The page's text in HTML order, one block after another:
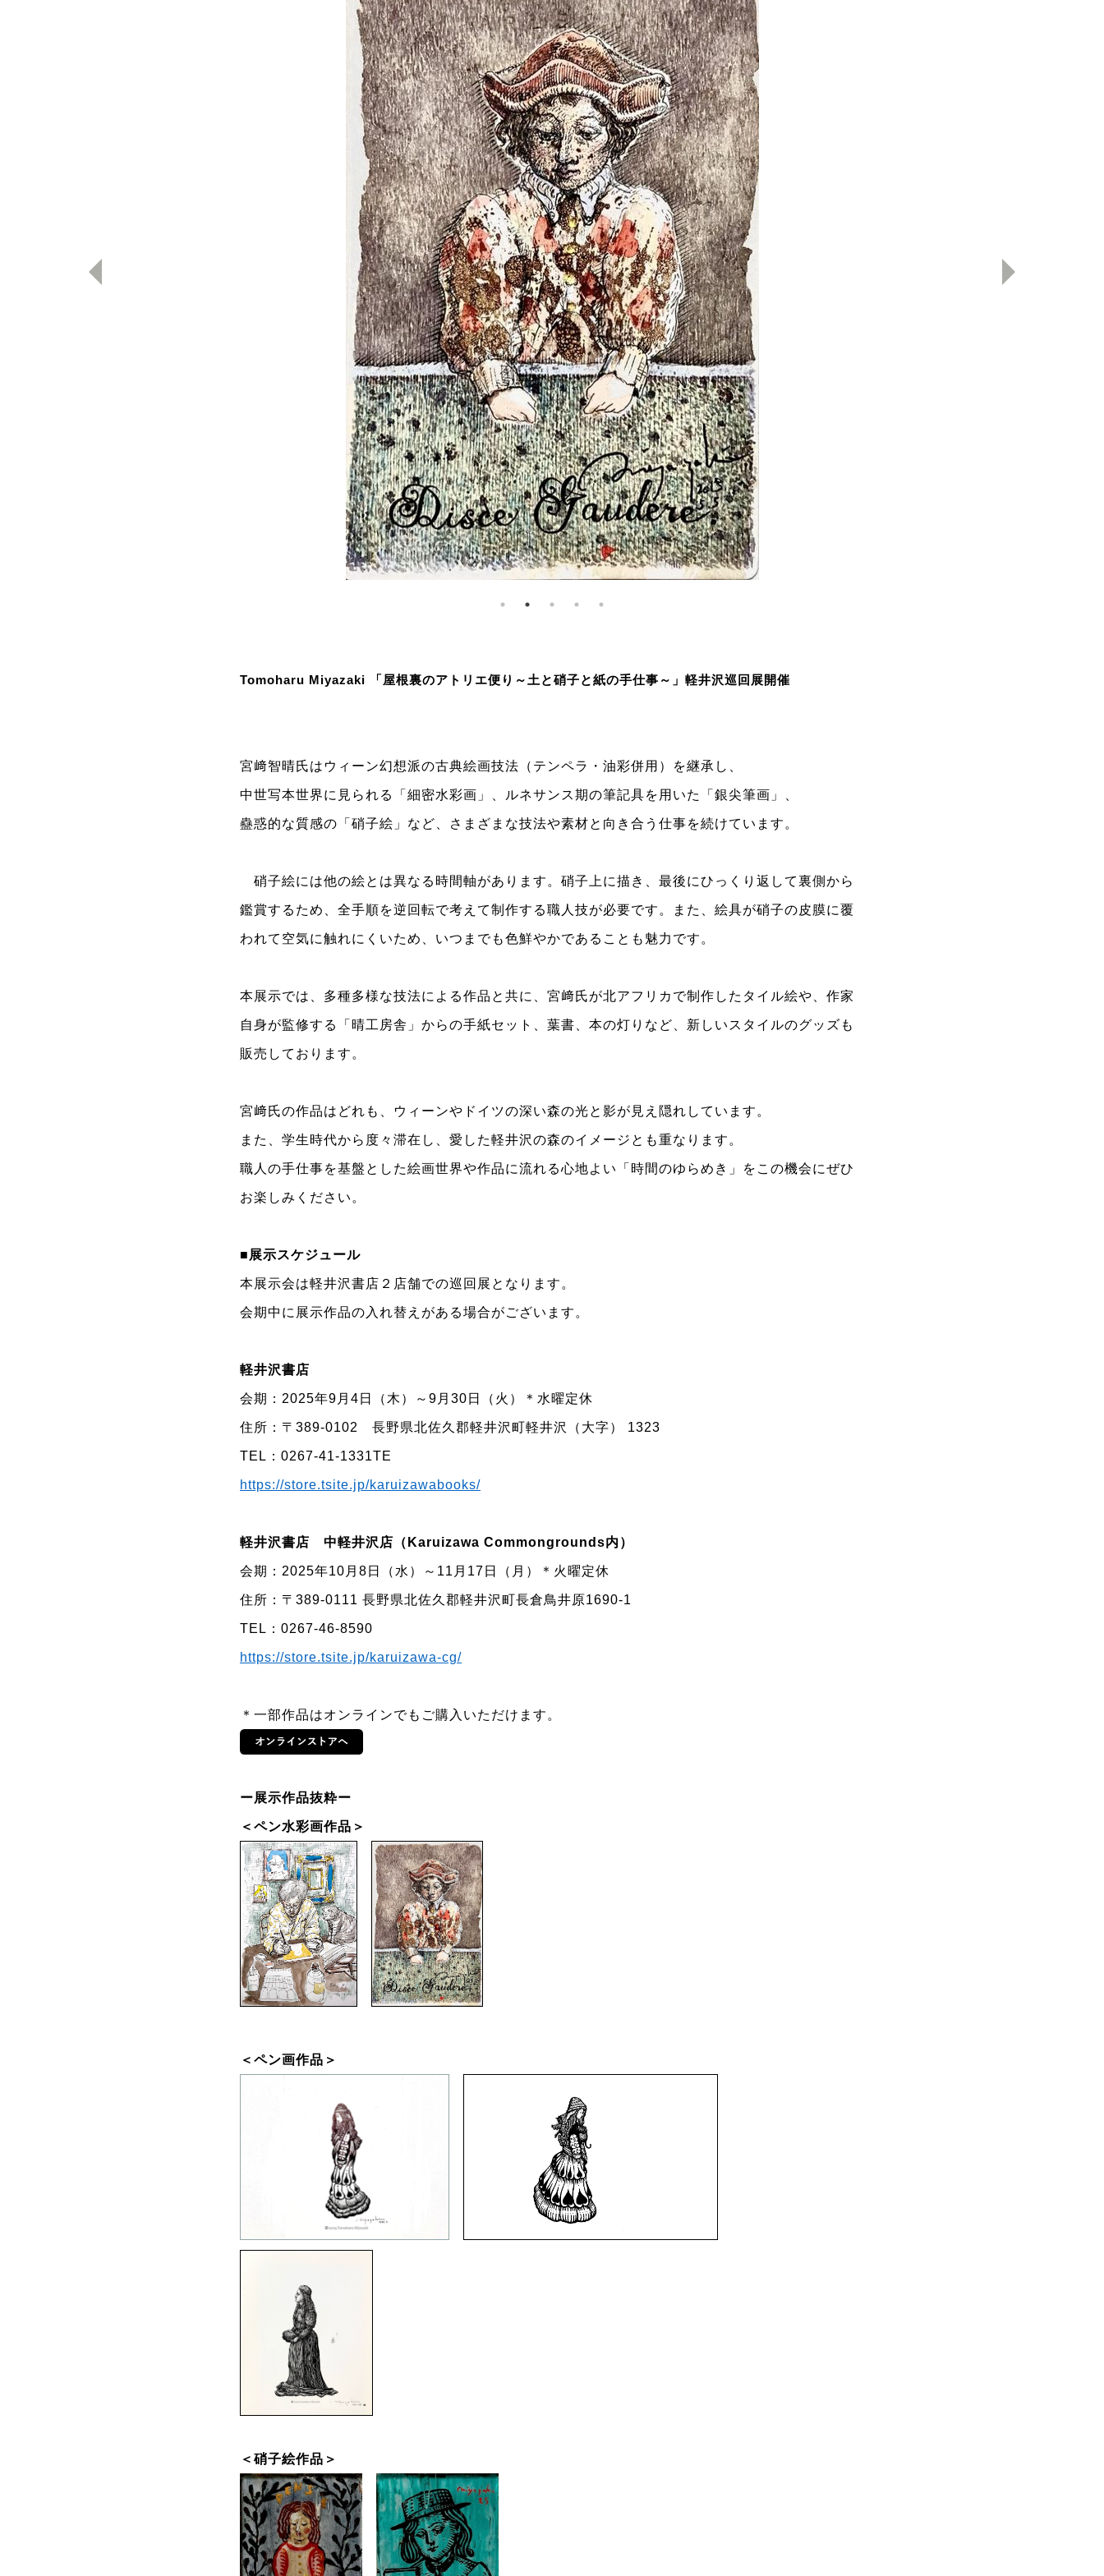
Tomoharu Miyazaki 「屋根裏のアトリエ便り～土と硝子と紙の手仕事～」軽井沢巡回展開催
宮﨑智晴氏はウィーン幻想派の古典絵画技法（テンペラ・油彩併用）を継承し、
中世写本世界に見られる「細密水彩画」、ルネサンス期の筆記具を用いた「銀尖筆画」、
蠱惑的な質感の「硝子絵」など、さまざまな技法や素材と向き合う仕事を続けています。
硝子絵には他の絵とは異なる時間軸があります。硝子上に描き、最後にひっくり返して裏側から
鑑賞するため、 全手順を逆回転で考えて制作する職人技が必要です。また、絵具が硝子の皮膜に覆
われて空気に触れにくいため、 いつまでも色鮮やかであることも魅力です。
本展示では、多種多様な技法による作品と共に、宮﨑氏が北アフリカで制作したタイル絵や、作家
自身が監修する 「晴工房舎」からの手紙セット、葉書、本の灯りなど、新しいスタイルのグッズも
販売しております。
宮﨑氏の作品はどれも、ウィーンやドイツの深い森の光と影が見え隠れしています。
また、学生時代から度々滞在し、愛した軽井沢の森のイメージとも重なります。
職人の手仕事を基盤とした絵画世界や作品に流れる心地よい「時間のゆらめき」をこの機会にぜひ
お楽しみください。
■展示スケジュール
本展示会は軽井沢書店２店舗での巡回展となります。
会期中に展示作品の入れ替えがある場合がございます。
軽井沢書店
会期：2025年9月4日（木）～9月30日（火）＊水曜定休
住所：〒389-0102 長野県北佐久郡軽井沢町軽井沢（大字） 1323
TEL： 0267-41-1331TE
https://store.tsite.jp/karuizawabooks/
軽井沢書店 中軽井沢店（Karuizawa Commongrounds内）
会期：2025年10月8日（水）～11月17日（月）＊火曜定休
住所：〒389-0111 長野県北佐久郡軽井沢町長倉鳥井原1690-1
TEL：0267-46-8590
https://store.tsite.jp/karuizawa-cg/
＊一部作品はオンラインでもご購入いただけます。
ー展示作品抜粋ー
＜ペン水彩画作品＞
＜ペン画作品＞
＜硝子絵作品＞